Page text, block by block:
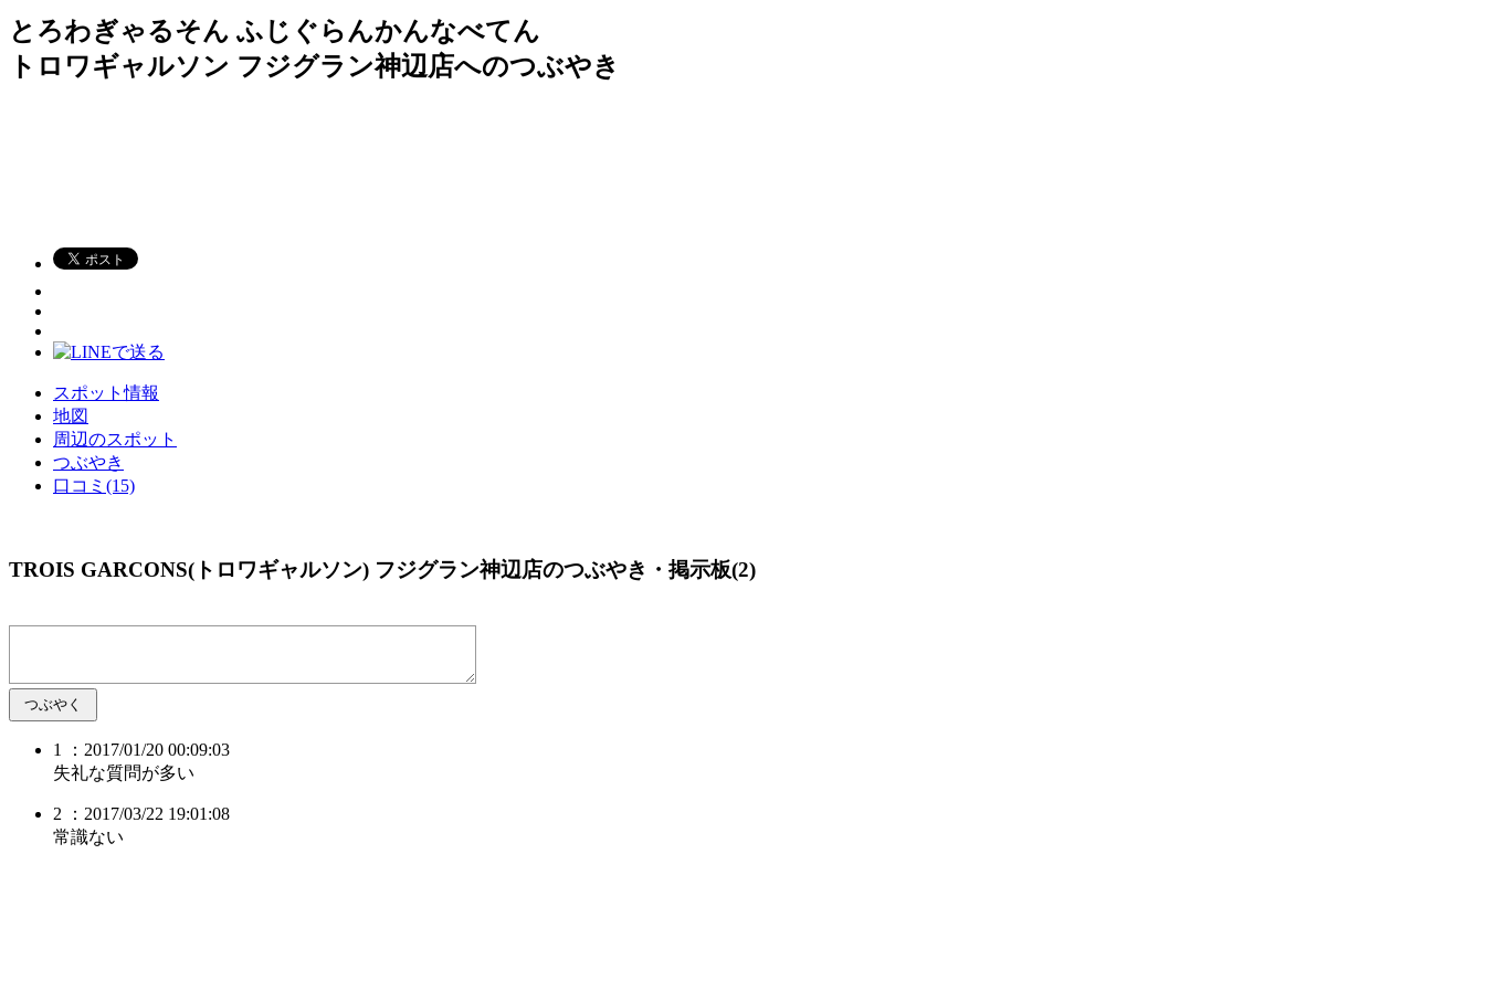
とろわぎゃるそん ふじぐらんかんなべてん
トロワギャルソン フジグラン神辺店へのつぶやき
スポット情報
地図
周辺のスポット
つぶやき
口コミ(15)
TROIS GARCONS(トロワギャルソン) フジグラン神辺店のつぶやき・掲示板(2)
1 ：2017/01/20 00:09:03
失礼な質問が多い
2 ：2017/03/22 19:01:08
常識ない